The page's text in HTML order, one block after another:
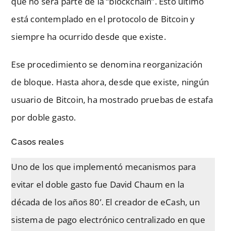
está contemplado en el protocolo de Bitcoin y
siempre ha ocurrido desde que existe.
Ese procedimiento se denomina reorganización
de bloque. Hasta ahora, desde que existe, ningún
usuario de Bitcoin, ha mostrado pruebas de estafa
por doble gasto.
Casos reales
Uno de los que implementó mecanismos para
evitar el doble gasto fue David Chaum en la
década de los años 80’. El creador de eCash, un
sistema de pago electrónico centralizado en que